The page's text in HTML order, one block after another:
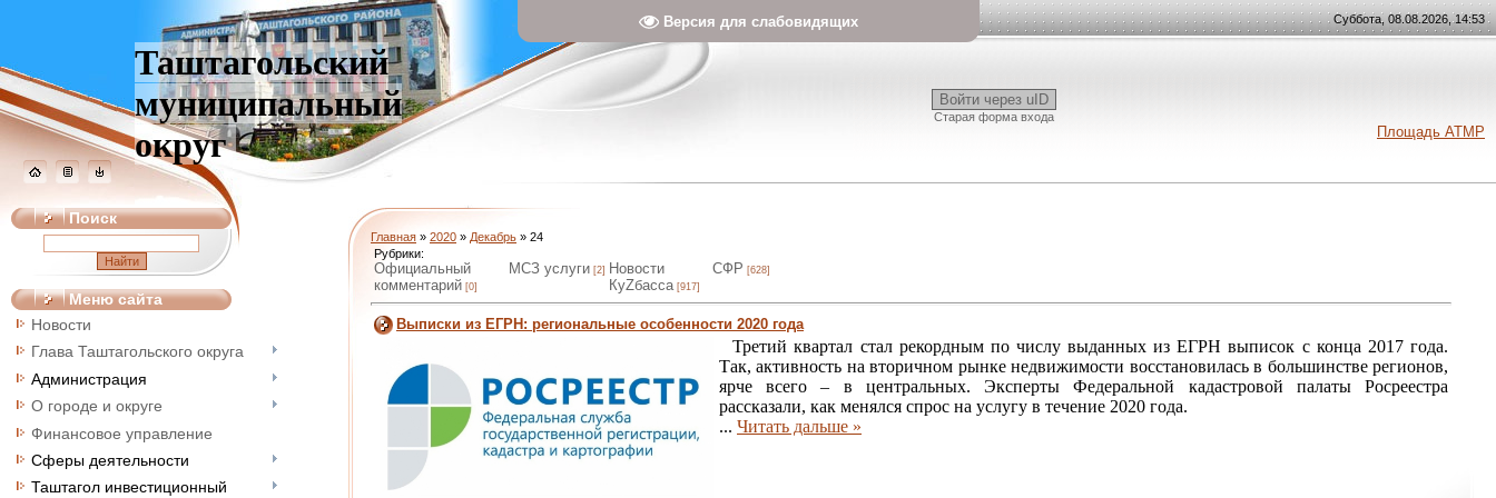
Версия для слабовидящих
Таштагольский
муниципальный
округ
Суббота, 08.08.2026, 14:53
Войти через uID
Старая форма входа
Площадь АТМР
Поиск
Меню сайта
Новости
Глава Таштагольского округа
Администрация
О городе и округе
Финансовое управление
Сферы деятельности
Таштагол инвестиционный
Главная » 2020 » Декабрь » 24
Рубрики:
Официальный
комментарий [0]
МСЗ услуги [2]
Новости
КуZбасса [917]
СФР [628]
Выписки из ЕГРН: региональные особенности 2020 года
Третий квартал стал рекордным по числу выданных из ЕГРН выписок с конца 2017 года.
Так, активность на вторичном рынке недвижимости восстановилась в большинстве регионов,
ярче всего – в центральных. Эксперты Федеральной кадастровой палаты Росреестра
рассказали, как менялся спрос на услугу в течение 2020 года.
... Читать дальше »